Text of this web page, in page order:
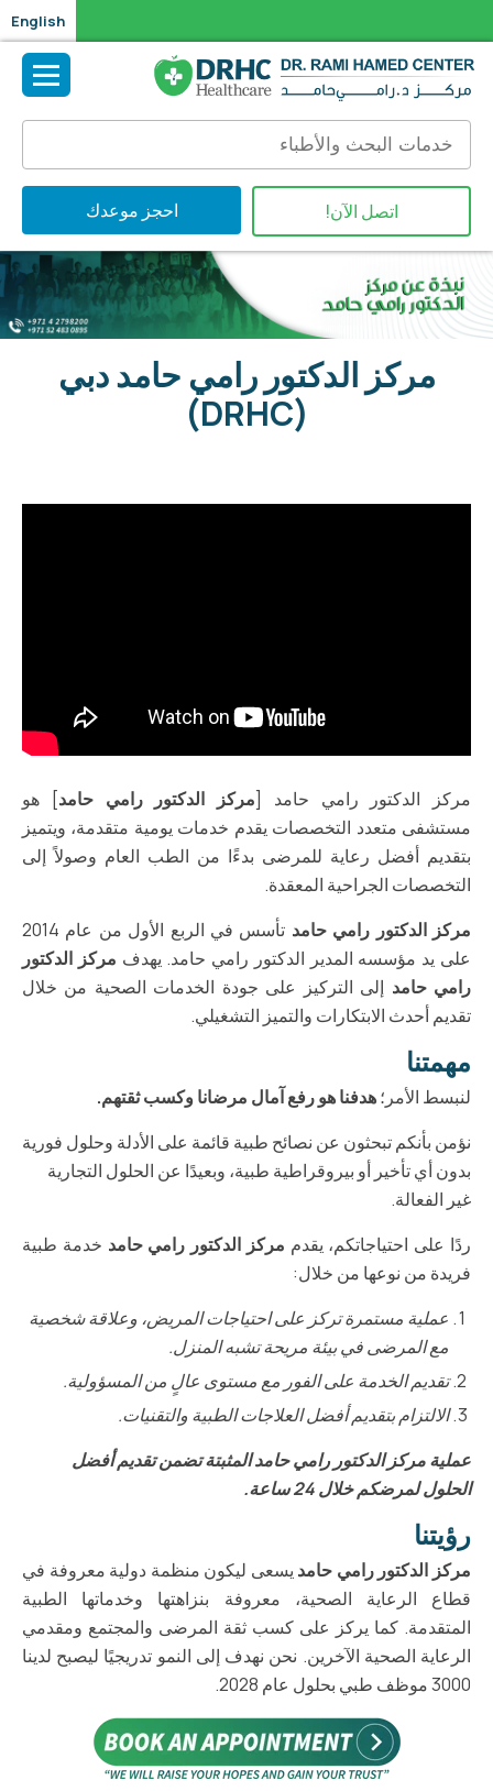
English
احجز موعدك اتصل الآن!
مركز الدكتور رامي حامد دبي
(DRHC)
مركز الدكتور رامي حامد [مركز الدكتور رامي حامد] هو
مستشفى متعدد التخصصات يقدم خدمات يومية متقدمة، ويتميز
بتقديم أفضل رعاية للمرضى بدءًا من الطب العام وصولاً إلى
التخصصات الجراحية المعقدة.
مركز الدكتور رامي حامد
تأسس في الربع الأول من عام 2014
على يد مؤسسه المدير الدكتور رامي حامد. يهدف مركز الدكتور
رامي حامد إلى التركيز على جودة الخدمات الصحية من خلال
تقديم أحدث الابتكارات والتميز التشغيلي.
مهمتنا
لنبسط الأمر؛هدفنا هو رفع آمال مرضانا وكسب ثقتهم.
نؤمن بأنكم تبحثون عن نصائح طبية قائمة على الأدلة وحلول فورية
بدون أي تأخير أو بيروقراطية طبية، وبعيدًا عن الحلول التجارية
غير الفعالة.
ردًا على احتياجاتكم، يقدم مركز الدكتور رامي حامد خدمة طبية
فريدة من نوعها من خلال:
عملية مستمرة تركز على احتياجات المريض، وعلاقة شخصية
مع المرضى في بيئة مريحة تشبه المنزل.
تقديم الخدمة على الفور مع مستوى عالٍ من المسؤولية.
الالتزام بتقديم أفضل العلاجات الطبية والتقنيات.
عملية مركز الدكتور رامي حامد المثبتة تضمن تقديم أفضل
الحلول لمرضكم خلال 24 ساعة.
رؤيتنا
مركز الدكتور رامي حامد يسعى ليكون منظمة دولية معروفة في
قطاع الرعاية الصحية، معروفة بنزاهتها وخدماتها الطبية
المتقدمة. كما يركز على كسب ثقة المرضى والمجتمع ومقدمي
الرعاية الصحية الآخرين. نحن نهدف إلى النمو تدريجيًا ليصبح لدينا
3000 موظف طبي بحلول عام 2028.